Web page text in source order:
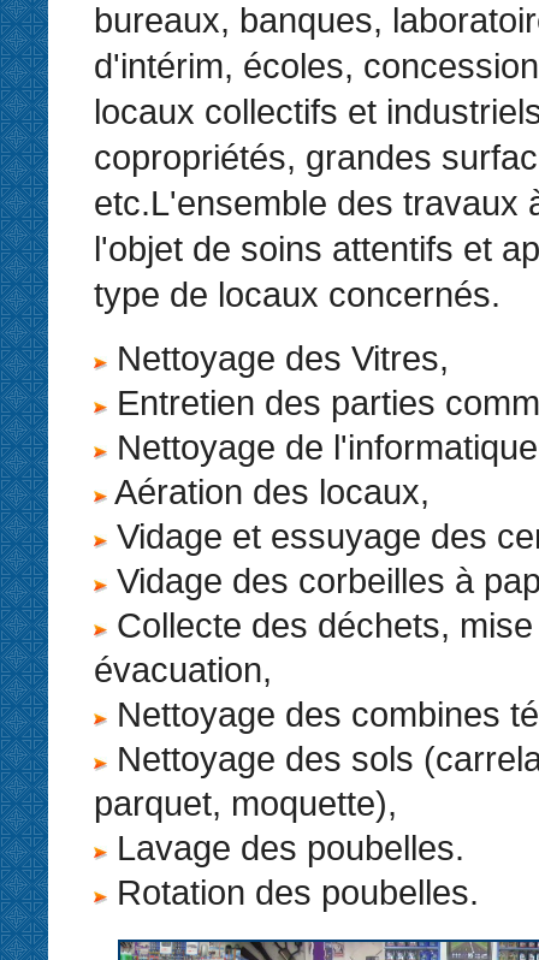
bureaux, banques,
d'intérim, écoles,
locaux collectifs et
copropriétés, grandes
etc.L'ensemble des travaux
l'objet de soins attentifs et
type de locaux concernés.
Nettoyage des Vitres,
Entretien des parties
Nettoyage de
Aération des locaux,
Vidage et essuyage des
Vidage des corbeilles à
Collecte des déchets,
évacuation,
Nettoyage des combines
Nettoyage des sols
parquet, moquette),
Lavage des poubelles.
Rotation des poubelles.